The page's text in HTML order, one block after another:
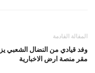
المقالة القادمة
وفد قيادي من النضال الشعبي
مقر منصة ارض الاخبارية